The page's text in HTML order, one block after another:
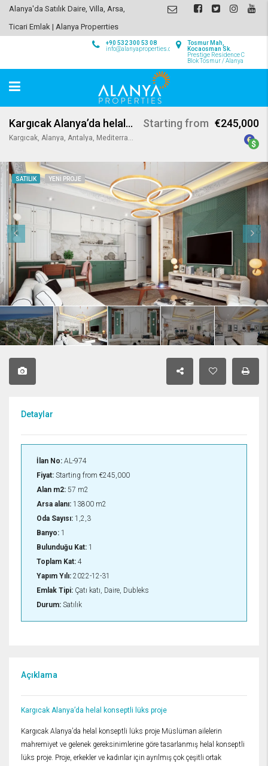
Alanya'da Satılık Daire, Villa, Arsa,
Ticari Emlak | Alanya Properrties
Tosmur Mah,
Kocaosman Sk.
Prestige Residence C
Blok Tosmur / Alanya
+90 532 300 53 08
info@alanyaproperties.com
Kargıcak Alanya’da helal konseptli lüks proje
Kargıcak, Alanya, Antalya, Mediterranean Region, 07440, Turkey
Starting from €245,000
SATILIK YENI PROJE
Detaylar
İlan No: AL-974
Fiyat: Starting from €245,000
Alan m2: 57 m2
Arsa alanı: 13800 m2
Oda Sayısı: 1,2,3
Banyo: 1
Bulunduğu Kat: 1
Toplam Kat: 4
Yapım Yılı: 2022-12-31
Emlak Tipi: Çatı katı, Daire, Dubleks
Durum: Satılık
Açıklama
Kargıcak Alanya’da helal konseptli lüks proje
Kargıcak Alanya’da helal konseptli lüks proje Müslüman ailelerin
mahremiyet ve gelenek gereksinimlerine göre tasarlanmış helal konseptli
lüks proje. Proje, erkekler ve kadınlar için ayrılmış çok çeşitli ortak